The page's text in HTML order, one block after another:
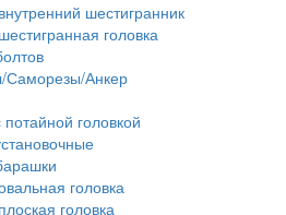
шестигранник
головка
Анкер
головкой
головка
головка